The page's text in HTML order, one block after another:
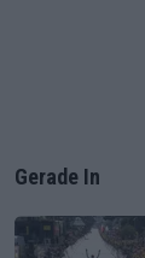
Gerade In